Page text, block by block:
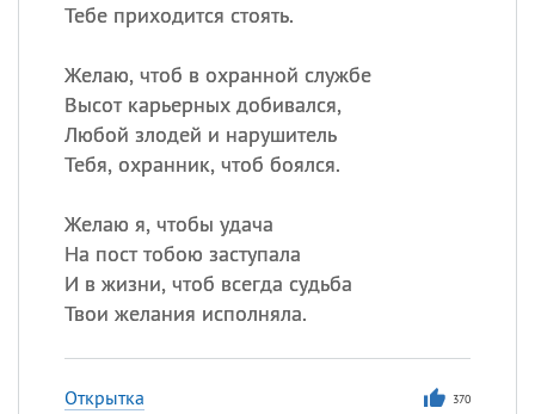
Тебе приходится стоять.
Желаю, чтоб в охранной службе
Высот карьерных добивался,
Любой злодей и нарушитель
Тебя, охранник, чтоб боялся.
Желаю я, чтобы удача
На пост тобою заступала
И в жизни, чтоб всегда судьба
Твои желания исполняла.
Открытка 370